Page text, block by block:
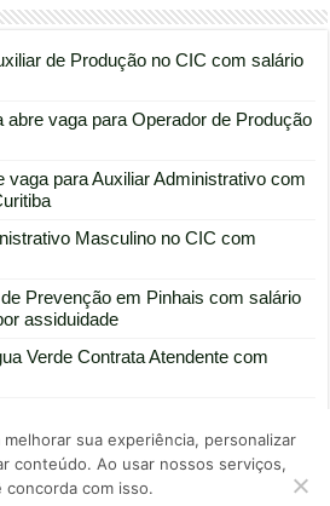
de Produção no CIC com salário
abre vaga para Operador de Produção
vaga para Auxiliar Administrativo com
Masculino no CIC com
Prevenção em Pinhais com salário
assiduidade
Verde Contrata Atendente com
sua experiência, personalizar
conteúdo. Ao usar nossos serviços,
concorda com isso.